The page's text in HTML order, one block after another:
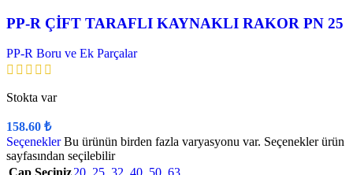
PP-R ÇİFT TARAFLI KAYNAKLI RAKOR PN 25
PP-R Boru ve Ek Parçalar
Stokta var
158.60 ₺
Seçenekler Bu ürünün birden fazla varyasyonu var. Seçenekler ürün
sayfasından seçilebilir